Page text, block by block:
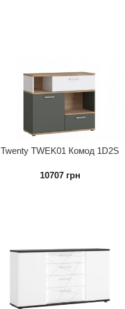
Twenty TWEK01 Комод 1D2S
10707 грн